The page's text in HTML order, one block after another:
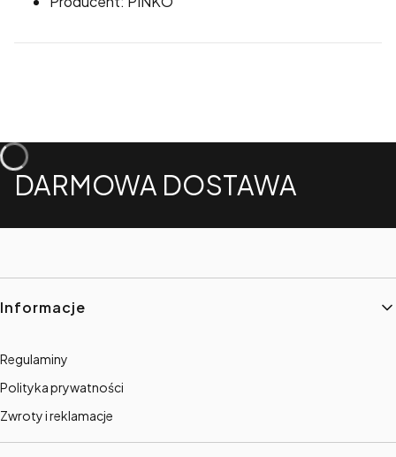
DARMOWA DOSTAWA
Linki w stopce
Informacje
Regulaminy
Polityka prywatności
Zwroty i reklamacje